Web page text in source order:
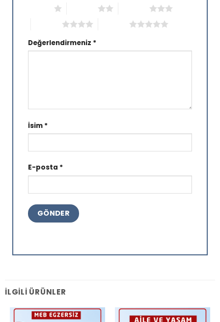
Değerlendirmeniz *
İsim *
E-posta *
İLGILI ÜRÜNLER